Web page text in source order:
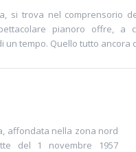
si trova nel comprensorio
pianoro offre, a
un tempo. Quello tutto ancora
affondata nella zona nord
del 1 novembre 1957